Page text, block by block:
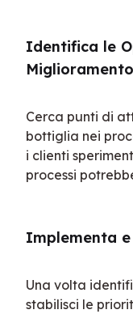
Identifica le
Miglioramento
Cerca punti di
bottiglia nei
i clienti
processi
Implementa
Una volta
stabilisci le